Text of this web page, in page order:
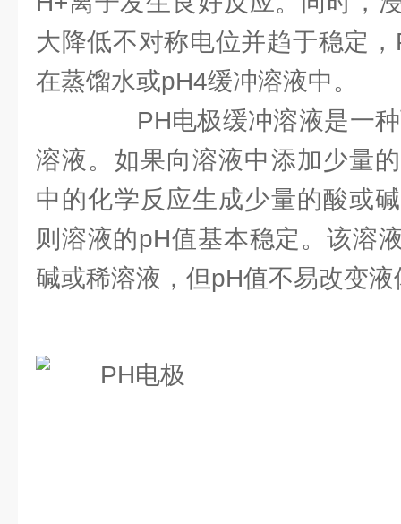
大降低不对称电位并趋于稳定
在蒸馏水或pH4缓冲溶液中。
PH电极缓冲溶液是一种
溶液。如果向溶液中添加少量
中的化学反应生成少量的酸或
则溶液的pH值基本稳定。该溶
碱或稀溶液，但pH值不易改变液